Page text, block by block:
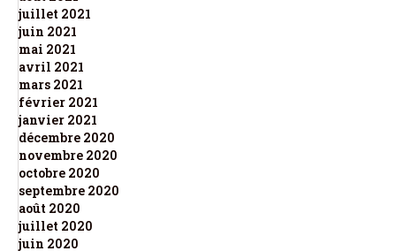
juillet 2021
juin 2021
mai 2021
avril 2021
mars 2021
février 2021
janvier 2021
décembre 2020
novembre 2020
octobre 2020
septembre 2020
août 2020
juillet 2020
juin 2020